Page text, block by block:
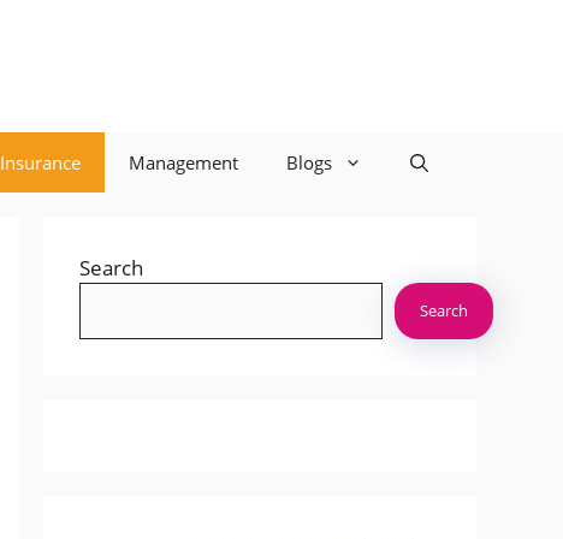
Insurance Management Blogs
Search
Search